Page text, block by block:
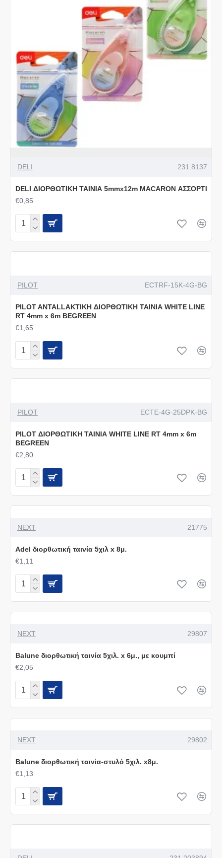
DELI 231.8137
DELI ΔΙΟΡΘΩΤΙΚΗ ΤΑΙΝΙΑ 5mmx12m MACARON ΑΣΣΟΡΤΙ
€0,85
PILOT ECTRF-15K-4G-BG
PILOT ANTALLAKTIKH ΔΙΟΡΘΩΤΙΚΗ ΤΑΙΝΙΑ WHITE LINE
RT 4mm x 6m BEGREEN
€1,65
PILOT ECTE-4G-25DPK-BG
PILOT ΔΙΟΡΘΩΤΙΚΗ ΤΑΙΝΙΑ WHITE LINE RT 4mm x 6m
BEGREEN
€2,80
NEXT 21775
Adel διορθωτική ταινία 5χιλ x 8μ.
€1,11
NEXT 29807
Balune διορθωτική ταινία 5χιλ. x 6μ., με κουμπί
€2,05
NEXT 29802
Balune διορθωτική ταινία-στυλό 5χιλ. x8μ.
€1,13